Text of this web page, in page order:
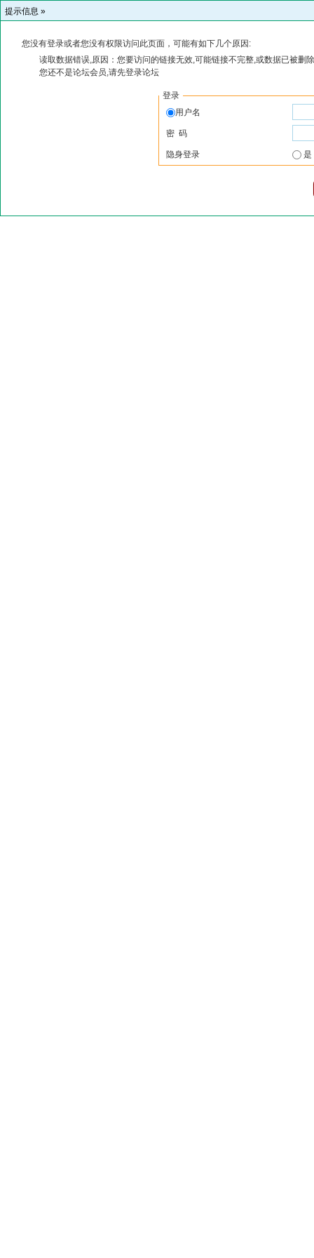
提示信息 »
您没有登录或者您没有权限访问此页面，可能有如下几个原因:
读取数据错误,原因：您要访问的链接无效,可能链接不完整,或数据已被删
您还不是论坛会员,请先登录论坛
登录
用户名
密 码
隐身登录